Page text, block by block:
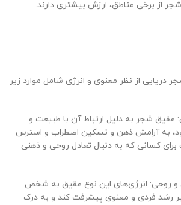
از برخی مناطق، ارزش بیشتری دارند.
دریایی از نظر معنوی و انرژی شامل موارد زیر
عقیق شجر به دلیل ارتباط آن با طبیعت و
به آرامش ذهن و تسکین اضطراب و استرس
کسانی که به دنبال تعادل روحی و ذهنی
روحی: انرژی‌های این نوع عقیق به شخص
رشد فردی و معنوی پیشرفت کند و به درک